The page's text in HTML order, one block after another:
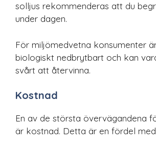
solljus rekommenderas att du
under dagen.
För miljömedvetna konsumenter
biologiskt nedbrytbart och kan
svårt att återvinna.
Kostnad
En av de största övervägandena
är kostnad. Detta är en fördel med